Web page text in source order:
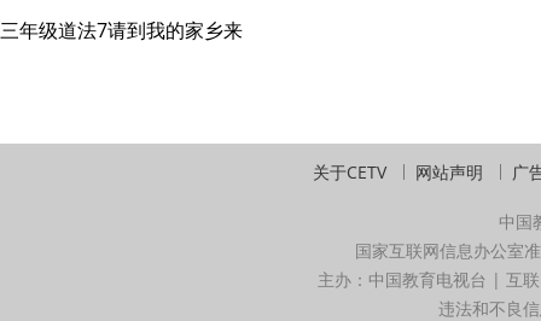
三年级道法7请到我的家乡来
关于CETV 网站声明 广
中国
国家互联网信息办公室
主办：中国教育电视台 | 互
违法和不良